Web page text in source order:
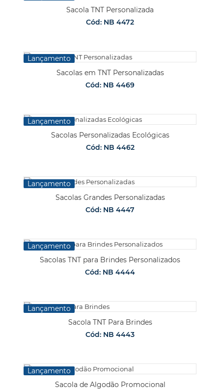
Sacola TNT Personalizada
Cód: NB 4472
Lançamento
Sacolas em TNT Personalizadas
Cód: NB 4469
Lançamento
Sacolas Personalizadas Ecológicas
Cód: NB 4462
Lançamento
Sacolas Grandes Personalizadas
Cód: NB 4447
Lançamento
Sacolas TNT para Brindes Personalizados
Cód: NB 4444
Lançamento
Sacola TNT Para Brindes
Cód: NB 4443
Lançamento
Sacola de Algodão Promocional